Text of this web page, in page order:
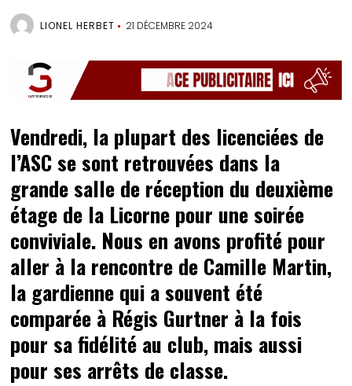
LIONEL HERBET 21 DÉCEMBRE 2024
Vendredi, la plupart des licenciées de
l’ASC se sont retrouvées dans la
grande salle de réception du deuxième
étage de la Licorne pour une soirée
conviviale. Nous en avons profité pour
aller à la rencontre de Camille Martin,
la gardienne qui a souvent été
comparée à Régis Gurtner à la fois
pour sa fidélité au club, mais aussi
pour ses arrêts de classe.